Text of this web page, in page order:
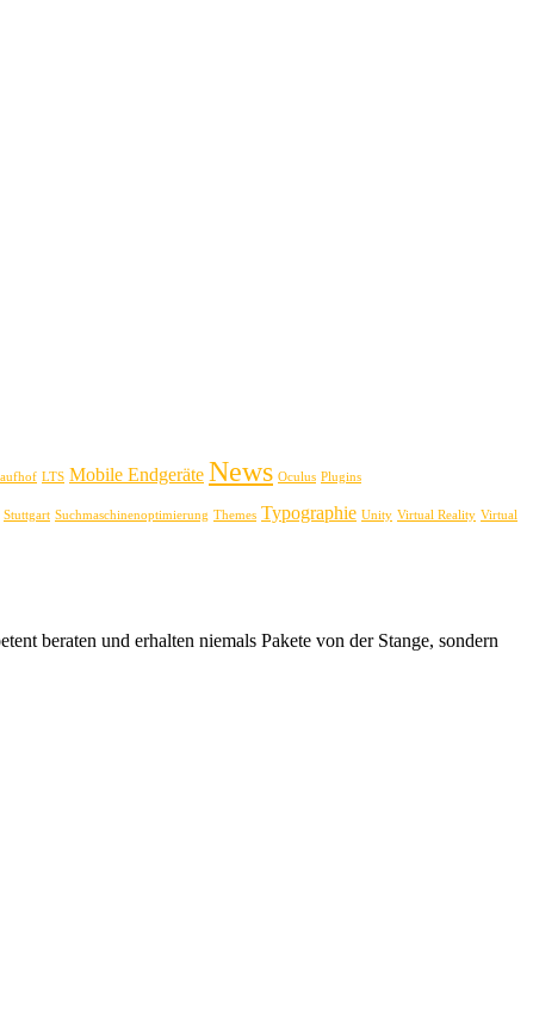
LTS Mobile Endgeräte News Oculus Plugins
Stuttgart Suchmaschinenoptimierung Themes Typographie Unity Virtual Reality Virtual
beraten und erhalten niemals Pakete von der Stange, sondern